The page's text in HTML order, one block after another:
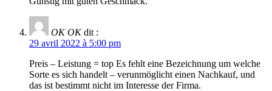
OK OK dit :
29 avril 2022 à 5:00 pm
Preis – Leistung = top Es fehlt eine Bezeichnung um welche
Sorte es sich handelt – verunmöglicht einen Nachkauf, und
das ist bestimmt nicht im Interesse der Firma.